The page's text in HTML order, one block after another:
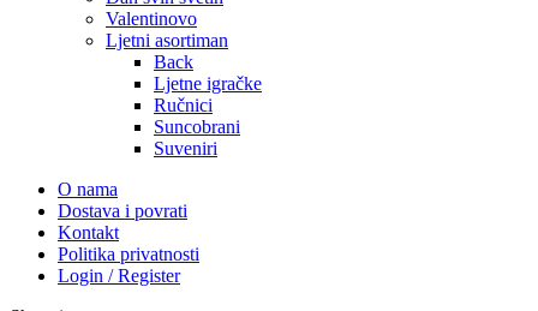
Valentinovo
Ljetni asortiman
Back
Ljetne igračke
Ručnici
Suncobrani
Suveniri
O nama
Dostava i povrati
Kontakt
Politika privatnosti
Login / Register